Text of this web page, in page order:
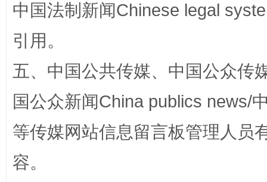
漫山遍野的桃花与雪山、麦地、白藏房 除
中国法制新闻Chinese legal
引用。
五、中国公共传媒、中国公众传
国公众新闻China publics news/
等传媒网站信息留言板管理人员
容。